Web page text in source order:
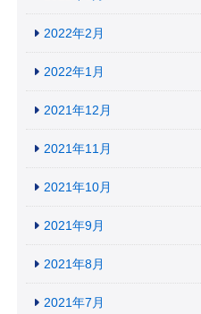
2022年2月
2022年1月
2021年12月
2021年11月
2021年10月
2021年9月
2021年8月
2021年7月